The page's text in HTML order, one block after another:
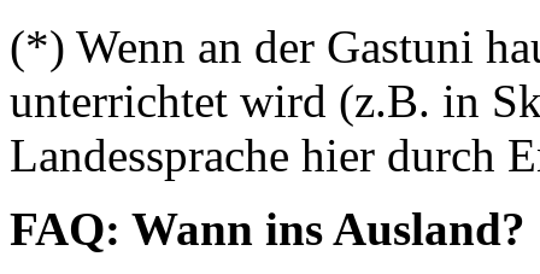
(*) Wenn an der Gastuni
unterrichtet wird (z.B. in
Landessprache hier durch
FAQ: Wann ins Ausland?